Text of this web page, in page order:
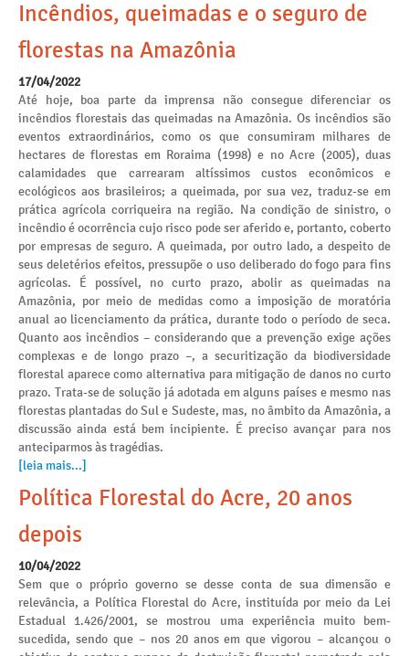
Incêndios, queimadas e o seguro de
florestas na Amazônia
17/04/2022
Até hoje, boa parte da imprensa não consegue diferenciar os
incêndios florestais das queimadas na Amazônia. Os incêndios são
eventos extraordinários, como os que consumiram milhares de
hectares de florestas em Roraima (1998) e no Acre (2005), duas
calamidades que carrearam altíssimos custos econômicos e
ecológicos aos brasileiros; a queimada, por sua vez, traduz-se em
prática agrícola corriqueira na região. Na condição de sinistro, o
incêndio é ocorrência cujo risco pode ser aferido e, portanto, coberto
por empresas de seguro. A queimada, por outro lado, a despeito de
seus deletérios efeitos, pressupõe o uso deliberado do fogo para fins
agrícolas. É possível, no curto prazo, abolir as queimadas na
Amazônia, por meio de medidas como a imposição de moratória
anual ao licenciamento da prática, durante todo o período de seca.
Quanto aos incêndios – considerando que a prevenção exige ações
complexas e de longo prazo –, a securitização da biodiversidade
florestal aparece como alternativa para mitigação de danos no curto
prazo. Trata-se de solução já adotada em alguns países e mesmo nas
florestas plantadas do Sul e Sudeste, mas, no âmbito da Amazônia, a
discussão ainda está bem incipiente. É preciso avançar para nos
anteciparmos às tragédias.
[leia mais...]
Política Florestal do Acre, 20 anos
depois
10/04/2022
Sem que o próprio governo se desse conta de sua dimensão e
relevância, a Política Florestal do Acre, instituída por meio da Lei
Estadual 1.426/2001, se mostrou uma experiência muito bem-
sucedida, sendo que – nos 20 anos em que vigorou – alcançou o